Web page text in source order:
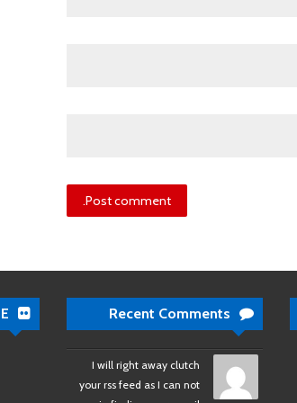
Recent Comments
I will right away clutch
your rss feed as I can not